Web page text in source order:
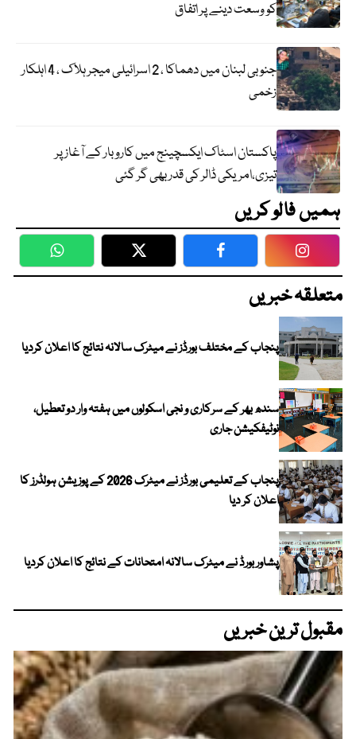
کو وسعت دینے پر اتفاق
جنوبی لبنان میں دھماکا ، 2 اسرائیلی میجر ہلاک ، 4 اہلکار
زخمی
پاکستان اسٹاک ایکسچینج میں کاروبار کے آغاز پر
تیزی،امریکی ڈالر کی قدر بھی گر گئی
ہمیں فالو کریں
WhatsApp Twitter Facebook
متعلقہ خبریں
پنجاب کے مختلف بورڈز نے میٹرک سالانہ نتائج کا اعلان کردیا
سندھ بھر کے سرکاری و نجی اسکولوں میں ہفتہ وار دو تعطیل،
نوٹیفکیشن جاری
پنجاب کے تعلیمی بورڈز نے میٹرک 2026 کے پوزیشن ہولڈرز کا
اعلان کر دیا
پشاور بورڈ نے میٹرک سالانہ امتحانات کے نتائج کا اعلان کردیا
مقبول ترین خبریں